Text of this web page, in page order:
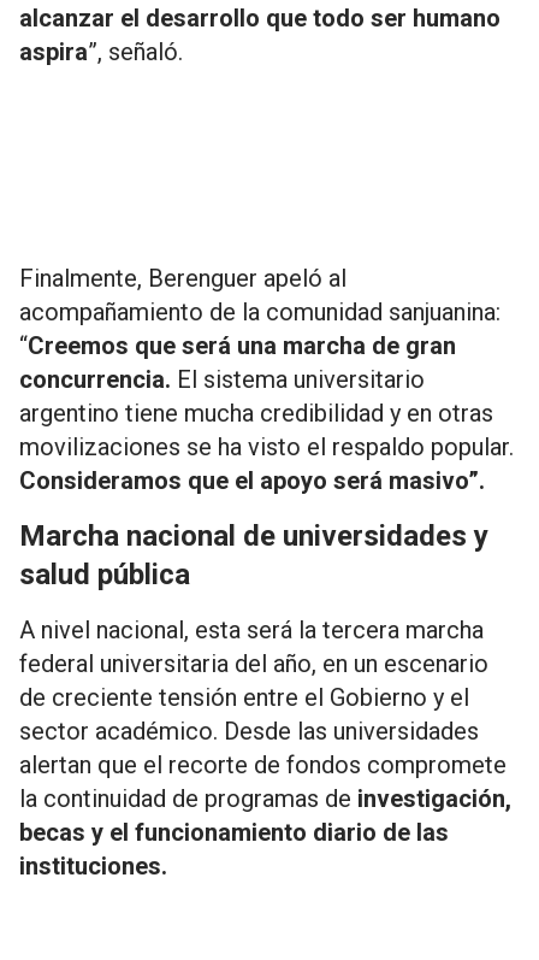
alcanzar el desarrollo que todo ser humano
aspira”, señaló.
Finalmente, Berenguer apeló al
acompañamiento de la comunidad sanjuanina:
“Creemos que será una marcha de gran
concurrencia. El sistema universitario
argentino tiene mucha credibilidad y en otras
movilizaciones se ha visto el respaldo popular.
Consideramos que el apoyo será masivo”.
Marcha nacional de universidades y
salud pública
A nivel nacional, esta será la tercera marcha
federal universitaria del año, en un escenario
de creciente tensión entre el Gobierno y el
sector académico. Desde las universidades
alertan que el recorte de fondos compromete
la continuidad de programas de investigación,
becas y el funcionamiento diario de las
instituciones.